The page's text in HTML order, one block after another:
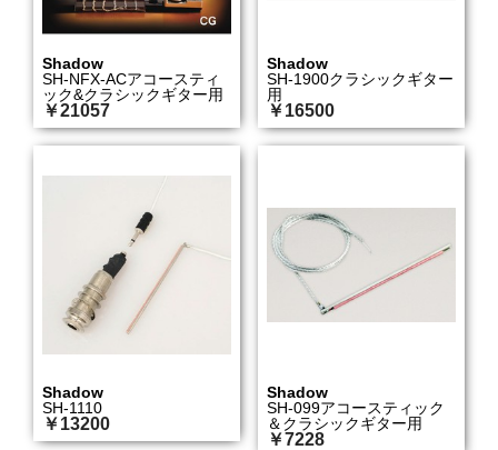
Shadow
SH-NFX-ACアコースティ
ック&クラシックギター用
￥21057
Shadow
SH-1900クラシックギター
用
￥16500
Shadow
SH-1110
￥13200
Shadow
SH-099アコースティック
＆クラシックギター用
￥7228